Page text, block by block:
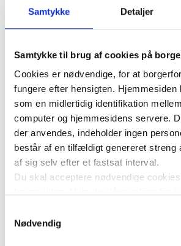
Samtykke Detaljer
Samtykke til brug af cookies på
Cookies er nødvendige, for at
fungere efter hensigten. Hjemmesiden
som en midlertidig identifikation
computer og hjemmesidens servere.
der anvendes, indeholder ingen
består af en tilfældigt genereret streng
af sig selv efter et fastsat interval.
Du skal acceptere nødvendige
hovedstiller, acceptere at være
Nødvendig
* Mindske politisk fragmentering
* Fremme klarere politiske alternativer
* Reducer indflydelsen fra meget
med snævre dagsordener
Det er vigtigt at understrege, at
fortsat tilgodeses, da vælgerne stadig
at støtte de partier, der opnår bred
passerer spærregrænse.
Flere europæiske lande, herunder
allerede en spærregrænse på 5%,
på at sikre stabile politiske systemer.
På den baggrund vurderes det, at en